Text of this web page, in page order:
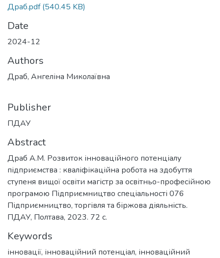
Драб.pdf(540.45 KB)
Date
2024-12
Authors
Драб, Ангеліна Миколаївна
Publisher
ПДАУ
Abstract
Драб А.М. Розвиток інноваційного потенціалу
підприємства : кваліфікаційна робота на здобуття
ступеня вищої освіти магістр за освітньо-професійною
програмою Підприємництво спеціальності 076
Підприємництво, торгівля та біржова діяльність.
ПДАУ, Полтава, 2023. 72 с.
Keywords
інновації, інноваційний потенціал, інноваційний